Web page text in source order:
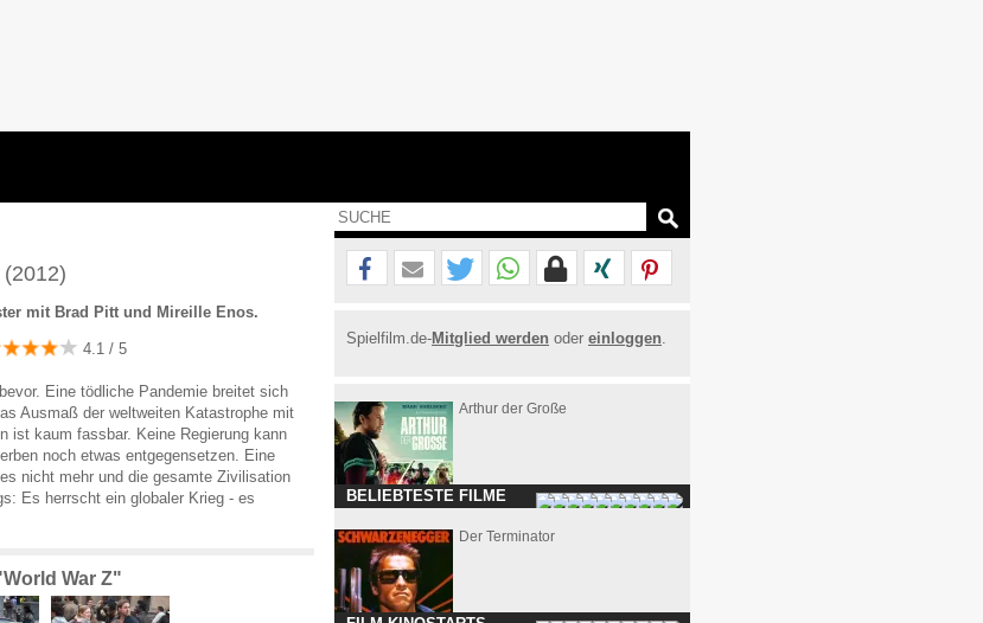
(2012)
mit Brad Pitt und Mireille Enos.
4.1 / 5
Eine tödliche Pandemie breitet sich
Ausmaß der weltweiten Katastrophe mit
ist kaum fassbar. Keine Regierung kann
noch etwas entgegensetzen. Eine
nicht mehr und die gesamte Zivilisation
Es herrscht ein globaler Krieg - es
War Z"
Spielfilm.de-Mitglied werden oder einloggen.
Arthur der Große
BELIEBTESTE FILME
Der Terminator